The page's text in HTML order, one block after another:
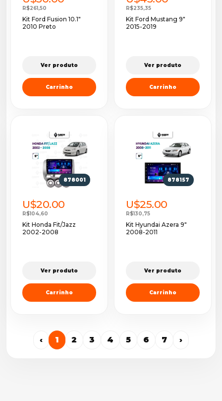
R$261,50
Kit Ford Fusion 10.1"
2010 Preto
Ver produto
Carrinho
R$235,35
Kit Ford Mustang 9"
2015-2019
Ver produto
Carrinho
878001
U$20.00
R$104,60
Kit Honda Fit/Jazz
2002-2008
Ver produto
Carrinho
878157
U$25.00
R$130,75
Kit Hyundai Azera 9"
2008-2011
Ver produto
Carrinho
‹ 1 2 3 4 5 6 7 ›